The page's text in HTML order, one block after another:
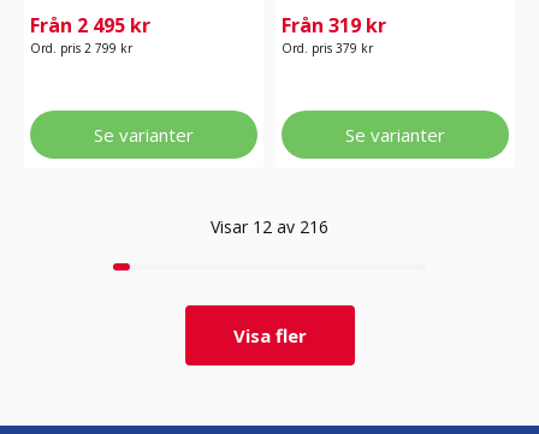
Från 2 495 kr
Ord. pris 2 799 kr
Se varianter
Från 319 kr
Ord. pris 379 kr
Se varianter
Visar 12 av 216
Visa fler